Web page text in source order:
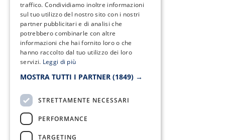
Email:
T
w
i
t
t
e
r
I
n
s
t
a
g
r
a
m
Y
o
u
t
u
b
e
traffico. Condividiamo inoltre informazioni
sul tuo utilizzo del nostro sito con i nostri
partner pubblicitari e di analisi che
potrebbero combinarle con altre
informazioni che hai fornito loro o che
hanno raccolto dal tuo utilizzo dei loro
servizi. Leggi di più
MOSTRA TUTTI I PARTNER (1849) →
STRETTAMENTE NECESSARI
PERFORMANCE
TARGETING